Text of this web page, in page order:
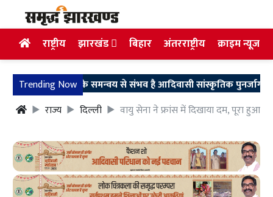
राष्ट्रीय झारखंड बिहार अंतरराष्ट्रीय क्राइम न्यूज
Trending Now
और परंपरा के समन्वय से संभव है आदिवासी सांस्कृतिक पुनर्जागरण का
राज्य
दिल्ली वायु सेना ने फ्रांस में दिखाया दम, पूरा हुआ